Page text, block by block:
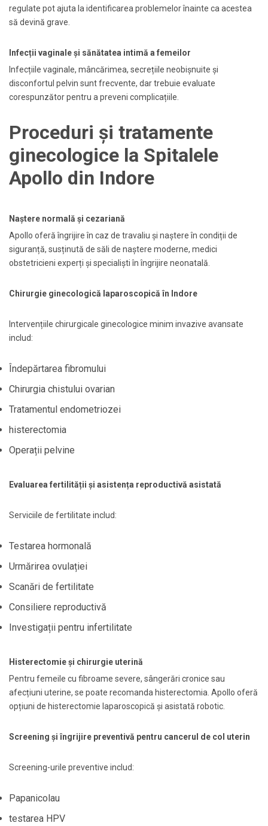
regulate pot ajuta la identificarea problemelor înainte ca acestea
să devină grave.
Infecții vaginale și sănătatea intimă a femeilor
Infecțiile vaginale, mâncărimea, secrețiile neobișnuite și
disconfortul pelvin sunt frecvente, dar trebuie evaluate
corespunzător pentru a preveni complicațiile.
Proceduri și tratamente
ginecologice la Spitalele
Apollo din Indore
Naștere normală și cezariană
Apollo oferă îngrijire în caz de travaliu și naștere în condiții de
siguranță, susținută de săli de naștere moderne, medici
obstetricieni experți și specialiști în îngrijire neonatală.
Chirurgie ginecologică laparoscopică în Indore
Intervențiile chirurgicale ginecologice minim invazive avansate
includ:
Îndepărtarea fibromului
Chirurgia chistului ovarian
Tratamentul endometriozei
histerectomia
Operații pelvine
Evaluarea fertilității și asistența reproductivă asistată
Serviciile de fertilitate includ:
Testarea hormonală
Urmărirea ovulației
Scanări de fertilitate
Consiliere reproductivă
Investigații pentru infertilitate
Histerectomie și chirurgie uterină
Pentru femeile cu fibroame severe, sângerări cronice sau
afecțiuni uterine, se poate recomanda histerectomia. Apollo oferă
opțiuni de histerectomie laparoscopică și asistată robotic.
Screening și îngrijire preventivă pentru cancerul de col uterin
Screening-urile preventive includ:
Papanicolau
testarea HPV